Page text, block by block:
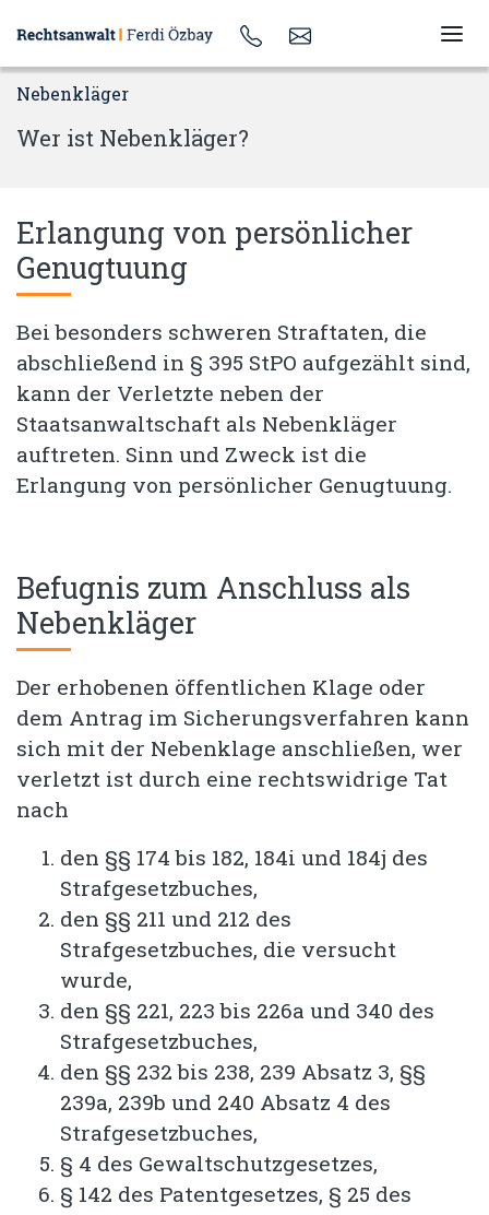
Nebenkläger
Wer ist Nebenkläger?
Erlangung von persönlicher
Genugtuung
Bei besonders schweren Straftaten, die
abschließend in § 395 StPO aufgezählt sind,
kann der Verletzte neben der
Staatsanwaltschaft als Nebenkläger
auftreten. Sinn und Zweck ist die
Erlangung von persönlicher Genugtuung.
Befugnis zum Anschluss als
Nebenkläger
Der erhobenen öffentlichen Klage oder
dem Antrag im Sicherungsverfahren kann
sich mit der Nebenklage anschließen, wer
verletzt ist durch eine rechtswidrige Tat
nach
den §§ 174 bis 182, 184i und 184j des
Strafgesetzbuches,
den §§ 211 und 212 des
Strafgesetzbuches, die versucht
wurde,
den §§ 221, 223 bis 226a und 340 des
Strafgesetzbuches,
den §§ 232 bis 238, 239 Absatz 3, §§
239a, 239b und 240 Absatz 4 des
Strafgesetzbuches,
§ 4 des Gewaltschutzgesetzes,
§ 142 des Patentgesetzes, § 25 des